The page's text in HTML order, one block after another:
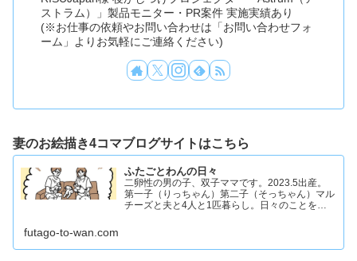
ストラム）」製品モニター・PR案件 実施実績あり
(※お仕事の依頼やお問い合わせは「お問い合わせフォ
ーム」よりお気軽にご連絡ください)
妻のお絵描き4コマブログサイトはこちら
ふたごとわんの日々
二卵性の男の子、双子ママです。2023.5出産。
第一子（りっちゃん）第二子（そっちゃん）マル
チーズと夫と4人と1匹暮らし。日々のことを忘
futago-to-wan.com